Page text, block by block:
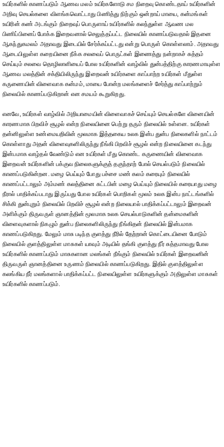
உயிர்களில் காணப்படும் ஆணவ மலம் உயிர்களோடு சம நிறைவு கொண்டதாய் உயிர்களின்
அறிவு செயல்களை விளங்கவொட்டாது பிணித்து நிற்கும் ஒன்றாய் மாயை, கன்மங்கள்
உயிரின் கண் அடங்கும் நிறைவுப் பொருளாய் உயிர்களில் கலந்துள்ள ஆவண மல
பிணிப்பினைப் போக்க இறைவனால் செலுத்தப்பட்ட நிலையில் காணப்படுவதால் இதனை
ஆகந்துகமலம் அதாவது இடையில் சேர்க்கப்பட்டது என்று பொருள் கொள்ளலாம். அதாவது
ஆடையிலுள்ள கறையினை நீக்க சலவைப் பொருட்கள் இணைத்து நன்றாகச் சுத்தம்
செய்யும் சலவை தொழிலாளியைப் போல உயிர்களின் வாழ்வில் துன்பத்திற்கு காரணமாயுள்ள
ஆணவ மலத்தின் சக்தியிலிருந்து இறைவன் உயிர்களை காப்பாற்ற உயிர்கள் மீதுள்ள
கருணையின் விளைவாக கன்மம், மாயை போன்ற மலங்களைச் சேர்த்து காப்பாற்றும்
நிலையில் காணப்படுகிறான் என சமயம் கூறுகிறது.
எனவே, உயிர்கள் வாழ்வில் அறியாமையின் விளைவாகச் செய்யும் செயல்களே வினையின்
காரணமாக பிறவிச் சூழல் என்ற நிலையினை பெற்று தரும் நிலையில் உள்ளன. உயிர்கள்
தன்னிலுள்ள உண்மையறிவின் மூலமாக இத்தகைய உலக இன்ப துன்ப நிலைகளில் நாட்டம்
கொள்ளாது அதன் விளைவுகளிலிருந்து நீங்கி பிறவிச் சூழல் என்ற நிலையினை கடந்து
இன்பமாக வாழ்தல் வேண்டும் என உயிர்கள் மீது கொண்ட கருணையின் விளைவாக
இறைவன் உயிர்களின் பக்குவ நிலைகளுக்குத் தகுந்தாற் போல் செயல்படும் நிலையில்
காணப்படுகின்றன. மழை பெய்யும் போது பச்சை மண் கலம் கரையும் நிலையில்
காணப்பட்டாலும் அம்மண் கலத்தினை சுட்டபின் மழை பெய்யும் நிலையில் கரையாது மழை
நீரால் பாதிக்கப்படாது இருப்பது போல உயிர்கள் பொறிகள் மூலம் உலக இன்ப நாட்டங்களில்
சிக்கி துன்புறும் நிலையில் பிறவிச் சூழல் என்ற நிலையால் பாதிக்கப்பட்டாலும் இறைவன்
அளிக்கும் திருவருள் ஞானத்தின் மூலமாக உலக செயல்பாடுகளின் தன்மைகளின்
விளைவுகளால் நிகழும் துன்ப நிலைகளிலிருந்து நீங்கிதன் நிலையில் இன்பமாக
காணப்படுகிறது. மேலும் மாசு படிந்த குளத்து நீரில் தேற்றான் கொட்டையினை போடும்
நிலையில் குளத்திலுள்ள மாசுகள் யாவும் அடியில் தங்கி குளத்து நீர் சுத்தமாவது போல
உயிர்களில் காணப்படும் மாசுகளான மலங்கள் நீங்கும் நிலையில் உயிர்கள் இறைவனின்
திருவருள் ஞானத்தினை உருணம் நிலையில் காணப்படுகிறது. இதில் குளத்திலுள்ள
கலங்கிய நீர் மலங்களால் பாதிக்கப்பட்ட நிலையிலுள்ள உயிர்களுக்கும் அதிலுள்ள மாசுகள்
உயிர்களில் காணப்படும்.